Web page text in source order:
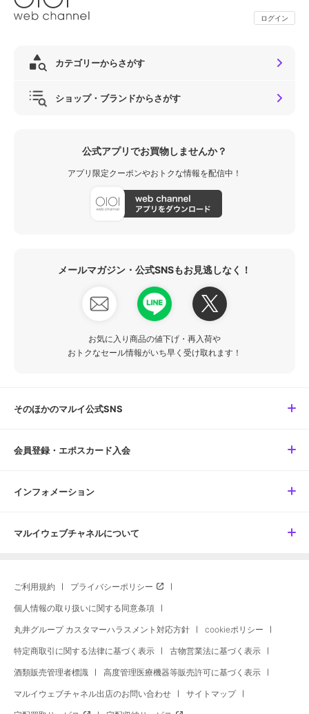
ログイン
カテゴリーからさがす
ショップ・ブランドからさがす
公式アプリでお買物しませんか？
アプリ限定クーポンやおトクな情報を配信中！
メールマガジン・公式SNSもお見逃しなく！
お気に入り商品の値下げ・再入荷や
おトクなセール情報がいち早く受け取れます！
そのほかのマルイ公式SNS
会員登録・エポスカード入会
インフォメーション
マルイウェブチャネルについて
ご利用規約 プライバシーポリシー
個人情報の取り扱いに関する同意条項
丸井グループ カスタマーハラスメント対応方針 cookieポリシー
特定商取引に関する法律に基づく表示 古物営業法に基づく表示
酒類販売管理者標識 高度管理医療機器等販売許可に基づく表示
マルイウェブチャネル出店のお問い合わせ サイトマップ